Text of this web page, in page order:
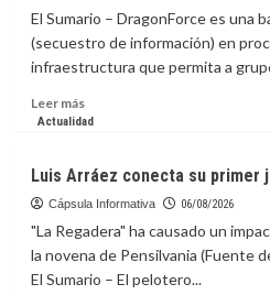
Edad
de
Hielo
sapo
extinto
El Sumario – DragonForce es una
(secuestro de información) en
infraestructura que permita a
Leer másLeer
más
de
los
“carteles”
la
ciberseguridad:
Actualidad
Luis Arráez conecta su primer
Cápsula Informativa 06/08/2026
"La Regadera" ha causado un
la novena de Pensilvania (Fuente
El Sumario – El pelotero...